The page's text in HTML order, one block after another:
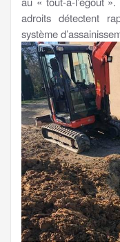
adroits détectent
système